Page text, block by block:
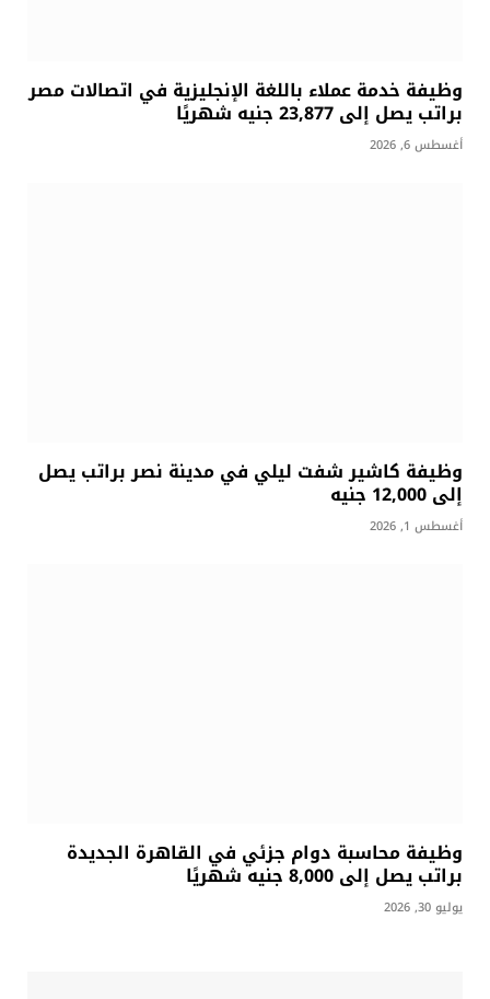
وظيفة خدمة عملاء باللغة الإنجليزية في اتصالات مصر
براتب يصل إلى 23,877 جنيه شهريًا
أغسطس 6, 2026
وظيفة كاشير شفت ليلي في مدينة نصر براتب يصل
إلى 12,000 جنيه
أغسطس 1, 2026
وظيفة محاسبة دوام جزئي في القاهرة الجديدة
براتب يصل إلى 8,000 جنيه شهريًا
يوليو 30, 2026